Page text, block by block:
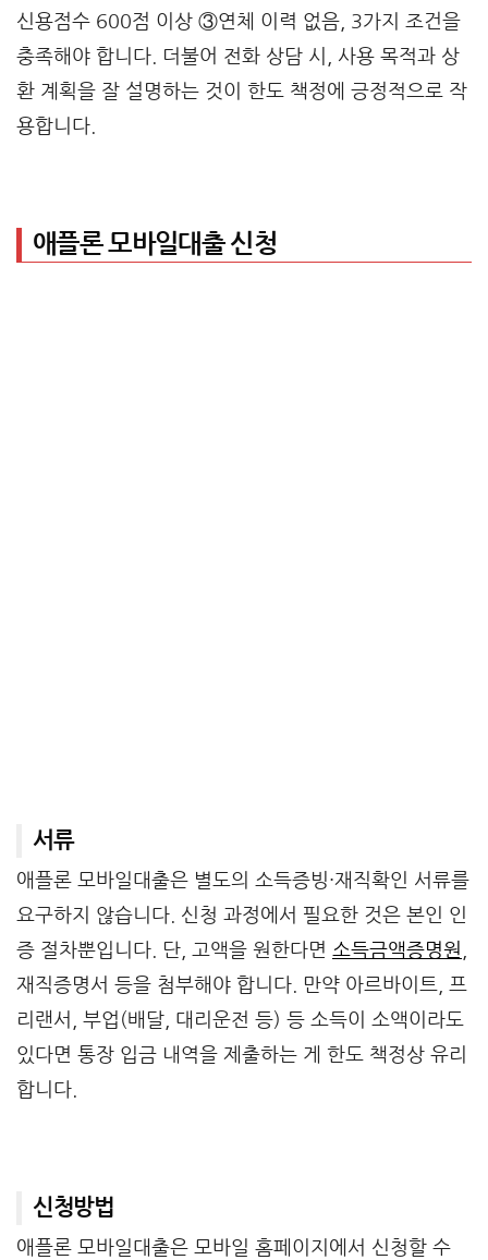
신용점수 600점 이상 ③연체 이력 없음, 3가지 조건을
충족해야 합니다. 더불어 전화 상담 시, 사용 목적과 상
환 계획을 잘 설명하는 것이 한도 책정에 긍정적으로 작
용합니다.
애플론 모바일대출 신청
서류
애플론 모바일대출은 별도의 소득증빙·재직확인 서류를
요구하지 않습니다. 신청 과정에서 필요한 것은 본인 인
증 절차뿐입니다. 단, 고액을 원한다면 소득금액증명원
재직증명서 등을 첨부해야 합니다. 만약 아르바이트, 프
리랜서, 부업(배달, 대리운전 등) 등 소득이 소액이라도
있다면 통장 입금 내역을 제출하는 게 한도 책정상 유리
합니다.
신청방법
애플론 모바일대출은 모바일 홈페이지에서 신청할 수